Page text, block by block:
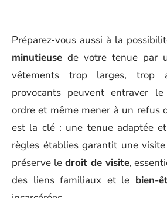
Préparez-vous aussi à la
minutieuse de votre tenue par
vêtements trop larges, trop
provocants peuvent entraver
ordre et même mener à un refus
est la clé : une tenue adaptée
règles établies garantit une
préserve le droit de visite,
des liens familiaux et le bien-